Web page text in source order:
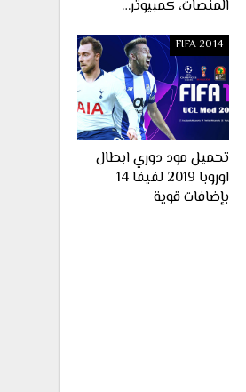
المنصات، كمبيوتر…
FIFA 2014
تحميل مود دوري ابطال
اوروبا 2019 لفيفا 14
بإضافات قوية